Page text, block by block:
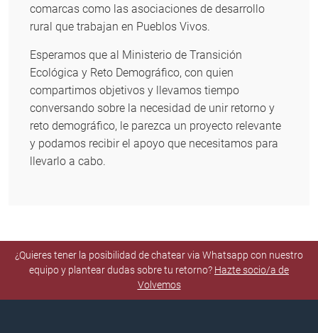
comarcas como las asociaciones de desarrollo
rural que trabajan en Pueblos Vivos.
Esperamos que al Ministerio de Transición
Ecológica y Reto Demográfico, con quien
compartimos objetivos y llevamos tiempo
conversando sobre la necesidad de unir retorno y
reto demográfico, le parezca un proyecto relevante
y podamos recibir el apoyo que necesitamos para
llevarlo a cabo.
¿Quieres tener la posibilidad de chatear via Whatsapp con nuestro
equipo y plantear dudas sobre tu retorno? Hazte socio/a de
Volvemos